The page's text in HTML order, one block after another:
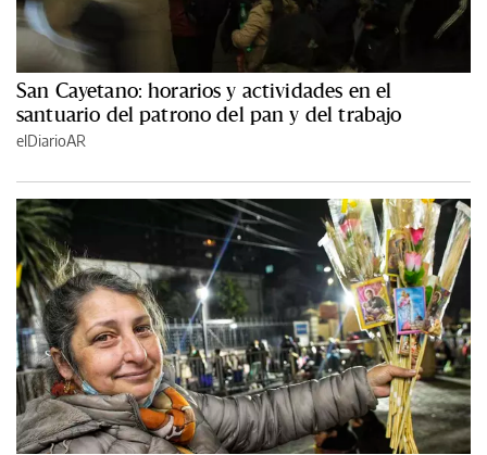
San Cayetano: horarios y actividades en el
santuario del patrono del pan y del trabajo
elDiarioAR